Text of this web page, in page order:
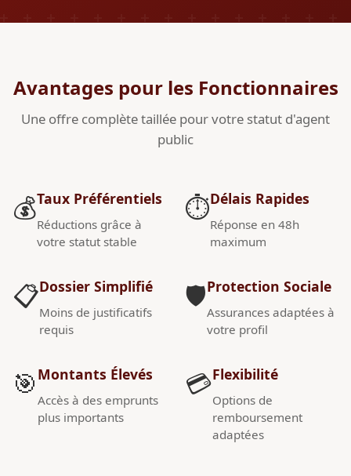
Avantages pour les Fonctionnaires
Une offre complète taillée pour votre statut d'agent
public
💰Taux Préférentiels
Réductions grâce à
votre statut stable
📋Dossier Simplifié
Moins de justificatifs
requis
🎯 Montants Élevés
Accès à des emprunts
plus importants
⏱️Délais Rapides
Réponse en 48h
maximum
🛡️Protection Sociale
Assurances adaptées à
votre profil
💳Flexibilité
Options de
remboursement
adaptées